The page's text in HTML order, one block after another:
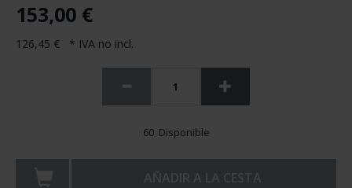
153,00 €
126,45 € * IVA no incl.
60 Disponible
AÑADIR A LA CESTA